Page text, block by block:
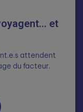
et
attendent
du facteur.